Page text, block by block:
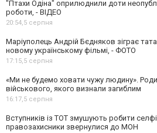
"Птахи Одіна" оприлюднили доти
роботи, - ВІДЕО
20:54,5 серпня
Маріуполець Андрій Бєдняков зіграє
новому українському фільмі, - ФОТО
17:15,5 серпня
«Ми не будемо ховати чужу людину».
військового, якого визнали загиблим
16:17,5 серпня
Вступників із ТОТ змушують робити
правозахисники звернулися до МОН